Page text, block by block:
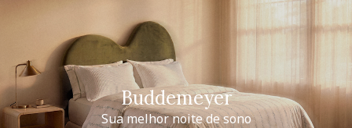
Buddemeyer
Sua melhor noite de sono